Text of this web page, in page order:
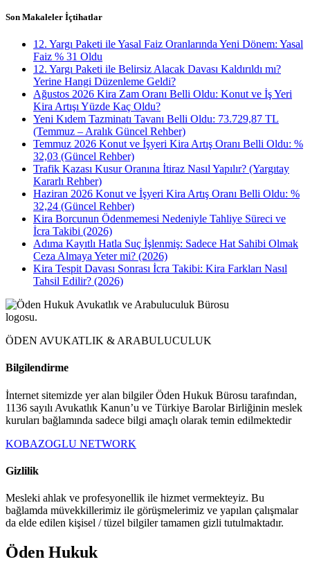
Son Makaleler İçtihatlar
12. Yargı Paketi ile Yasal Faiz Oranlarında Yeni Dönem: Yasal
Faiz % 31 Oldu
12. Yargı Paketi ile Belirsiz Alacak Davası Kaldırıldı mı?
Yerine Hangi Düzenleme Geldi?
Ağustos 2026 Kira Zam Oranı Belli Oldu: Konut ve İş Yeri
Kira Artışı Yüzde Kaç Oldu?
Yeni Kıdem Tazminatı Tavanı Belli Oldu: 73.729,87 TL
(Temmuz – Aralık Güncel Rehber)
Temmuz 2026 Konut ve İşyeri Kira Artış Oranı Belli Oldu: %
32,03 (Güncel Rehber)
Trafik Kazası Kusur Oranına İtiraz Nasıl Yapılır? (Yargıtay
Kararlı Rehber)
Haziran 2026 Konut ve İşyeri Kira Artış Oranı Belli Oldu: %
32,24 (Güncel Rehber)
Kira Borcunun Ödenmemesi Nedeniyle Tahliye Süreci ve
İcra Takibi (2026)
Adıma Kayıtlı Hatla Suç İşlenmiş: Sadece Hat Sahibi Olmak
Ceza Almaya Yeter mi? (2026)
Kira Tespit Davası Sonrası İcra Takibi: Kira Farkları Nasıl
Tahsil Edilir? (2026)
ÖDEN AVUKATLIK & ARABULUCULUK
Bilgilendirme
İnternet sitemizde yer alan bilgiler Öden Hukuk Bürosu tarafından,
1136 sayılı Avukatlık Kanun’u ve Türkiye Barolar Birliğinin meslek
kuruları bağlamında sadece bilgi amaçlı olarak temin edilmektedir
KOBAZOGLU NETWORK
Gizlilik
Mesleki ahlak ve profesyonellik ile hizmet vermekteyiz. Bu
bağlamda müvekkillerimiz ile görüşmelerimiz ve yapılan çalışmalar
da elde edilen kişisel / tüzel bilgiler tamamen gizli tutulmaktadır.
Öden Hukuk